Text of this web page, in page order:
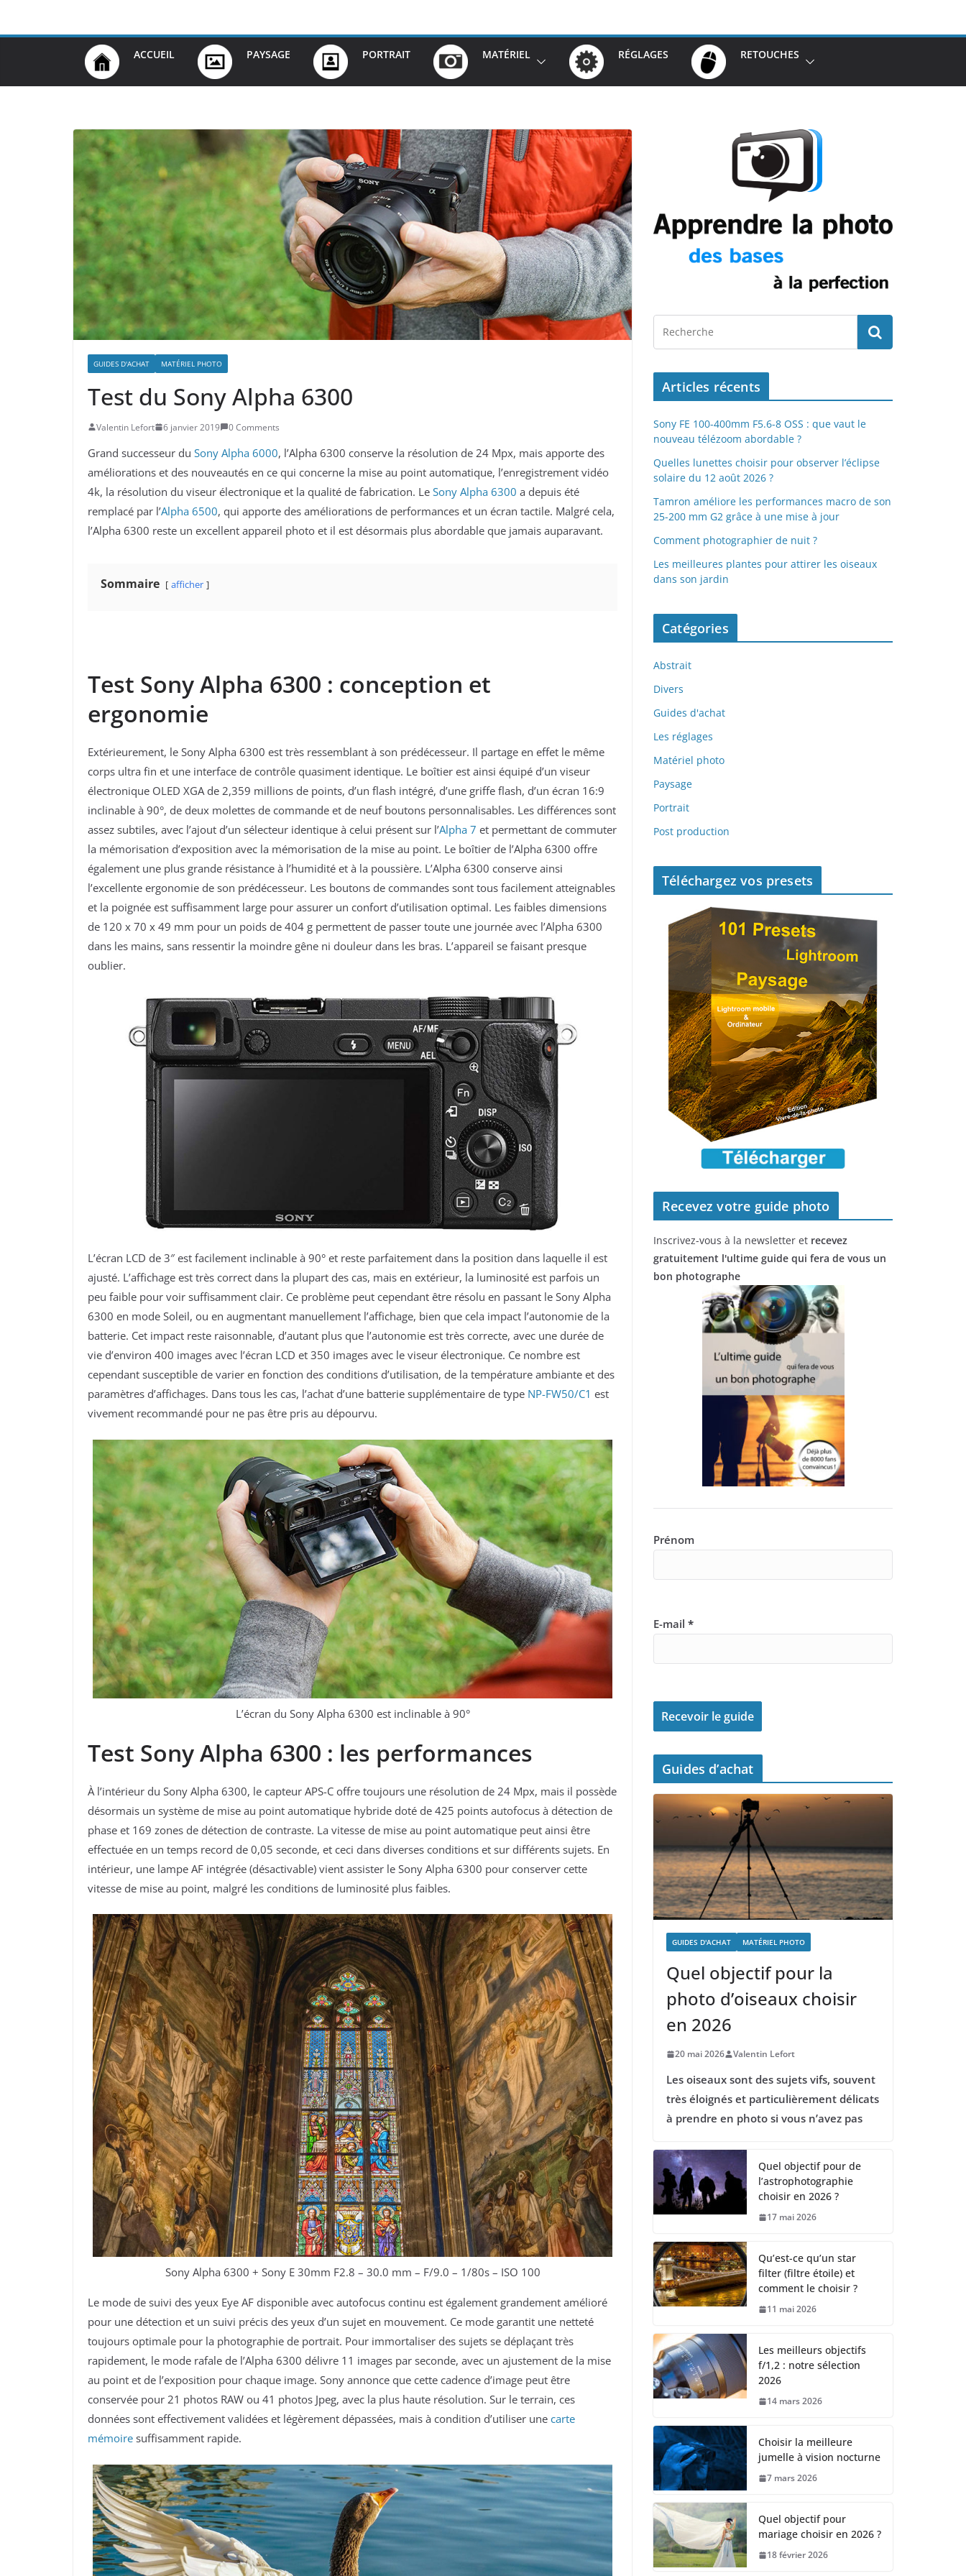
ACCUEIL PAYSAGE PORTRAIT MATÉRIEL RÉGLAGES RETOUCHES
GUIDES D'ACHAT MATÉRIEL PHOTO
Test du Sony Alpha 6300
Valentin Lefort 6 janvier 2019 0 Comments
Grand successeur du Sony Alpha 6000, l’Alpha 6300 conserve la résolution de 24 Mpx, mais apporte des
améliorations et des nouveautés en ce qui concerne la mise au point automatique, l’enregistrement vidéo
4k, la résolution du viseur électronique et la qualité de fabrication. Le Sony Alpha 6300 a depuis été
remplacé par l’Alpha 6500, qui apporte des améliorations de performances et un écran tactile. Malgré cela,
l’Alpha 6300 reste un excellent appareil photo et il est désormais plus abordable que jamais auparavant.
Sommaire afficher
Test Sony Alpha 6300 : conception et
ergonomie
Extérieurement, le Sony Alpha 6300 est très ressemblant à son prédécesseur. Il partage en effet le même
corps ultra fin et une interface de contrôle quasiment identique. Le boîtier est ainsi équipé d’un viseur
électronique OLED XGA de 2,359 millions de points, d’un flash intégré, d’une griffe flash, d’un écran 16:9
inclinable à 90°, de deux molettes de commande et de neuf boutons personnalisables. Les différences sont
assez subtiles, avec l’ajout d’un sélecteur identique à celui présent sur l’Alpha 7 et permettant de commuter
la mémorisation d’exposition avec la mémorisation de la mise au point. Le boîtier de l’Alpha 6300 offre
également une plus grande résistance à l’humidité et à la poussière. L’Alpha 6300 conserve ainsi
l’excellente ergonomie de son prédécesseur. Les boutons de commandes sont tous facilement atteignables
et la poignée est suffisamment large pour assurer un confort d’utilisation optimal. Les faibles dimensions
de 120 x 70 x 49 mm pour un poids de 404 g permettent de passer toute une journée avec l’Alpha 6300
dans les mains, sans ressentir la moindre gêne ni douleur dans les bras. L’appareil se faisant presque
oublier.
L’écran LCD de 3″ est facilement inclinable à 90° et reste parfaitement dans la position dans laquelle il est
ajusté. L’affichage est très correct dans la plupart des cas, mais en extérieur, la luminosité est parfois un
peu faible pour voir suffisamment clair. Ce problème peut cependant être résolu en passant le Sony Alpha
6300 en mode Soleil, ou en augmentant manuellement l’affichage, bien que cela impact l’autonomie de la
batterie. Cet impact reste raisonnable, d’autant plus que l’autonomie est très correcte, avec une durée de
vie d’environ 400 images avec l’écran LCD et 350 images avec le viseur électronique. Ce nombre est
cependant susceptible de varier en fonction des conditions d’utilisation, de la température ambiante et des
paramètres d’affichages. Dans tous les cas, l’achat d’une batterie supplémentaire de type NP-FW50/C1 est
vivement recommandé pour ne pas être pris au dépourvu.
L’écran du Sony Alpha 6300 est inclinable à 90°
Test Sony Alpha 6300 : les performances
À l’intérieur du Sony Alpha 6300, le capteur APS-C offre toujours une résolution de 24 Mpx, mais il possède
désormais un système de mise au point automatique hybride doté de 425 points autofocus à détection de
phase et 169 zones de détection de contraste. La vitesse de mise au point automatique peut ainsi être
effectuée en un temps record de 0,05 seconde, et ceci dans diverses conditions et sur différents sujets. En
intérieur, une lampe AF intégrée (désactivable) vient assister le Sony Alpha 6300 pour conserver cette
vitesse de mise au point, malgré les conditions de luminosité plus faibles.
Sony Alpha 6300 + Sony E 30mm F2.8 – 30.0 mm – F/9.0 – 1/80s – ISO 100
Le mode de suivi des yeux Eye AF disponible avec autofocus continu est également grandement amélioré
pour une détection et un suivi précis des yeux d’un sujet en mouvement. Ce mode garantit une netteté
toujours optimale pour la photographie de portrait. Pour immortaliser des sujets se déplaçant très
rapidement, le mode rafale de l’Alpha 6300 délivre 11 images par seconde, avec un ajustement de la mise
au point et de l’exposition pour chaque image. Sony annonce que cette cadence d’image peut être
conservée pour 21 photos RAW ou 41 photos Jpeg, avec la plus haute résolution. Sur le terrain, ces
données sont effectivement validées et légèrement dépassées, mais à condition d’utiliser une carte
mémoire suffisamment rapide.
Articles récents
Sony FE 100-400mm F5.6-8 OSS : que vaut le
nouveau télézoom abordable ?
Quelles lunettes choisir pour observer l’éclipse
solaire du 12 août 2026 ?
Tamron améliore les performances macro de son
25-200 mm G2 grâce à une mise à jour
Comment photographier de nuit ?
Les meilleures plantes pour attirer les oiseaux
dans son jardin
Catégories
Abstrait
Divers
Guides d'achat
Les réglages
Matériel photo
Paysage
Portrait
Post production
Téléchargez vos presets
Recevez votre guide photo
Inscrivez-vous à la newsletter et recevez
gratuitement l'ultime guide qui fera de vous un
bon photographe
Prénom
E-mail *
Guides d’achat
GUIDES D'ACHAT MATÉRIEL PHOTO
Quel objectif pour la
photo d’oiseaux choisir
en 2026
20 mai 2026 Valentin Lefort
Les oiseaux sont des sujets vifs, souvent
très éloignés et particulièrement délicats
à prendre en photo si vous n’avez pas
Quel objectif pour de
l’astrophotographie
choisir en 2026 ?
17 mai 2026
Qu’est-ce qu’un star
filter (filtre étoile) et
comment le choisir ?
11 mai 2026
Les meilleurs objectifs
f/1,2 : notre sélection
2026
14 mars 2026
Choisir la meilleure
jumelle à vision nocturne
7 mars 2026
Quel objectif pour
mariage choisir en 2026 ?
18 février 2026